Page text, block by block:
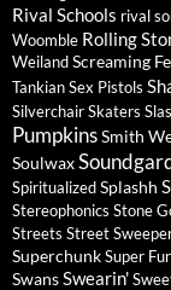
Rival Schools rival
Woomble Rolling
WeilandScreaming
TankianSex Pistols
SilverchairSkaters
PumpkinsSmith
Soulwax
SpiritualizedSplashh
Stereophonics Stone
Streets Street
SuperchunkSuper
SwansSwearin'